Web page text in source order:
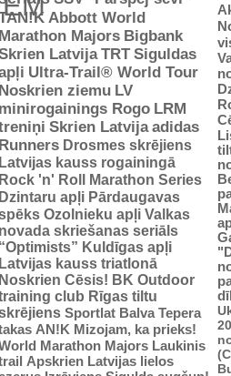
Abbott World
Marathon Majors Bigbank
Latvija TRT Siguldas
Ultra-Trail® World Tour
Noskrien ziemu LV
minirogainings Rogo LRM
Skrien Latvija adidas
Runners Drosmes skrējiens
Latvijas kauss rogainingā
Rock 'n' Roll Marathon Series
Dzintaru apļi Pārdaugavas
Ozolnieku apļi Valkas
novada skriešanas seriāls
“Optimists” Kuldīgas apļi
Latvijas kauss triatlonā
Noskrien Cēsis! BK Outdoor
club Rīgas tiltu
Sportlat Balva Tepera
AN!K Mizojam, ka prieks!
Marathon Majors Laukinis
Apskrien Latvijas lielos